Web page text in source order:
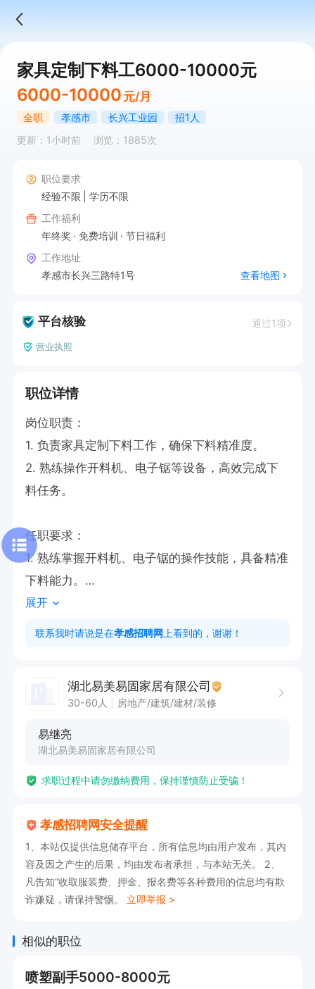
家具定制下料工6000-10000元
6000-10000 元/月
全职 孝感市 长兴工业园
招1人
更新：1小时前
浏览：1885次
职位要求
经验不限
学历不限
工作福利
年终奖
免费培训
节日福利
工作地址
孝感市长兴三路特1号
查看地图
平台核验 通过1项
营业执照
职位详情
岗位职责：
1. 负责家具定制下料工作，确保下料精准度。
2. 熟练操作开料机、电子锯等设备，高效完成下
料任务。
任职要求：
1. 熟练掌握开料机、电子锯的操作技能，具备精准
下料能力。
2. 有家具定制下料工作经验者优先。
3. 会开叉车
1. 薪资6000-10000元，丰厚年终奖。
3. 享有节日福利，关怀员工生活。
展开
联系我时请说是在孝感招聘网 上看到的，谢谢！
湖北易美易固家居有限公司
30-60人 房地产/建筑/建材/装修
易继亮
湖北易美易固家居有限公司
求职过程中请勿缴纳费用，保持谨慎防止受骗！
孝感招聘网安全提醒
1、本站仅提供信息储存平台，所有信息均由用户发布，其内
容及因之产生的后果，均由发布者承担，与本站无关。 2、
凡告知“收取服装费、押金、报名费等各种费用的信息均有欺
诈嫌疑，请保持警惕。 立即举报 >
相似的职位
喷塑副手5000-8000元